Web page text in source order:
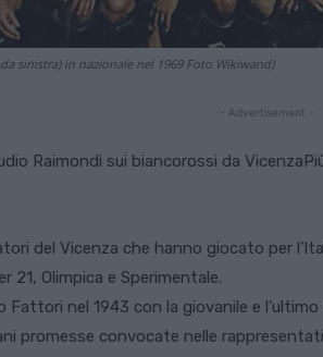
sinistra) in nazionale nel 1969 Foto Wikiwand)
- Advertisement -
Raimondi sui biancorossi da
del Vicenza che hanno giocato per
21, Olimpica e Sperimentale.
Fattori nel 1943 con la giovanile e
promesse convocate nelle